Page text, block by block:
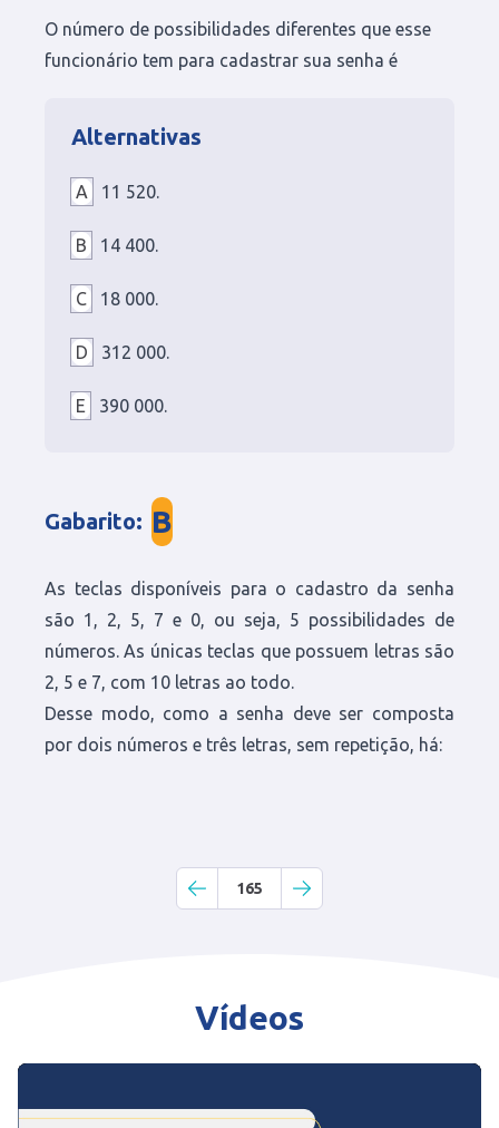
O número de possibilidades diferentes que esse
funcionário tem para cadastrar sua senha é
Alternativas
A 11 520.
B 14 400.
C 18 000.
D 312 000.
E 390 000.
Gabarito: B
As teclas disponíveis para o cadastro da senha
são 1, 2, 5, 7 e 0, ou seja, 5 possibilidades de
números. As únicas teclas que possuem letras são
2, 5 e 7, com 10 letras ao todo.
Desse modo, como a senha deve ser composta
por dois números e três letras, sem repetição, há:
165
Vídeos